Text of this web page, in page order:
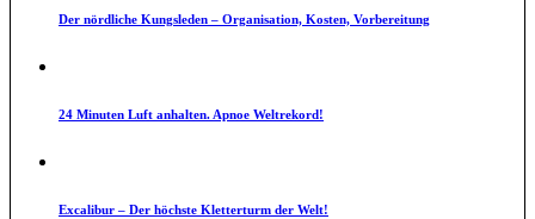
Der nördliche Kungsleden – Organisation, Kosten, Vorbereitung
24 Minuten Luft anhalten. Apnoe Weltrekord!
Excalibur – Der höchste Kletterturm der Welt!